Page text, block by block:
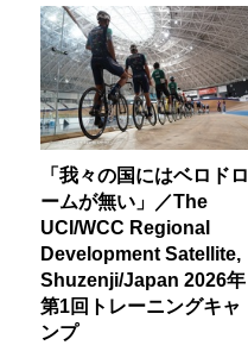
「我々の国にはベロドロ
ームが無い」／The
UCI/WCC Regional
Development Satellite,
Shuzenji/Japan 2026年
第1回トレーニングキャ
ンプ